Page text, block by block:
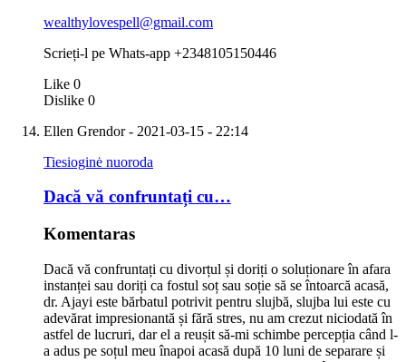
wealthylovespell@gmail.com
Scrieți-l pe Whats-app +2348105150446
Like 0
Dislike 0
Ellen Grendor- 2021-03-15 - 22:14
Tiesioginė nuoroda
Dacă vă confruntați cu…
Komentaras
Dacă vă confruntați cu divorțul și doriți o soluționare în afara
instanței sau doriți ca fostul soț sau soție să se întoarcă acasă,
dr. Ajayi este bărbatul potrivit pentru slujbă, slujba lui este cu
adevărat impresionantă și fără stres, nu am crezut niciodată în
astfel de lucruri, dar el a reușit să-mi schimbe percepția când l-
a adus pe soțul meu înapoi acasă după 10 luni de separare și